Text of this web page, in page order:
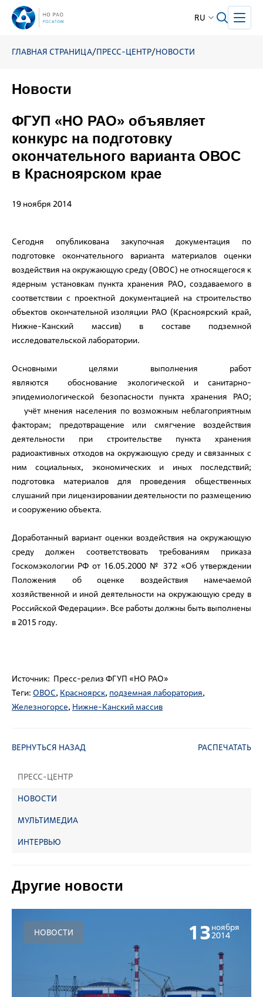
RU
ГЛАВНАЯ СТРАНИЦА/ПРЕСС-ЦЕНТР/НОВОСТИ
ПРЕСС-ЦЕНТР
НОВОСТИ
МУЛЬТИМЕДИА
ИНТЕРВЬЮ
Новости
ФГУП «НО РАО» объявляет
конкурс на подготовку
окончательного варианта ОВОС
в Красноярском крае
19 ноября 2014
Сегодня опубликована закупочная документация по
подготовке окончательного варианта материалов оценки
воздействия на окружающую среду (ОВОС) не относящегося к
ядерным установкам пункта хранения РАО, создаваемого в
соответствии с проектной документацией на строительство
объектов окончательной изоляции РАО (Красноярский край,
Нижне-Канский массив) в составе подземной
исследовательской лаборатории.
Основными целями выполнения работ
являются обоснование экологической и санитарно-
эпидемиологической безопасности пункта хранения РАО;
учёт мнения населения по возможным неблагоприятным
факторам; предотвращение или смягчение воздействия
деятельности при строительстве пункта хранения
радиоактивных отходов на окружающую среду и связанных с
ним социальных, экономических и иных последствий;
подготовка материалов для проведения общественных
слушаний при лицензировании деятельности по размещению
и сооружению объекта.
Доработанный вариант оценки воздействия на окружающую
среду должен соответствовать требованиям приказа
Госкомэкологии РФ от 16.05.2000 № 372 «Об утверждении
Положения об оценке воздействия намечаемой
хозяйственной и иной деятельности на окружающую среду в
Российской Федерации». Все работы должны быть выполнены
в 2015 году.
Источник: Пресс-релиз ФГУП «НО РАО»
Теги: ОВОС, Красноярск, подземная лаборатория,
Железногорсе, Нижне-Канский массив
ВЕРНУТЬСЯ НАЗАД РАСПЕЧАТАТЬ
Другие новости
НОВОСТИ 13ноября
2014